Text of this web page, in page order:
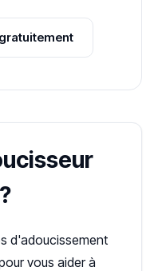
d'adoucissement
vous aider à